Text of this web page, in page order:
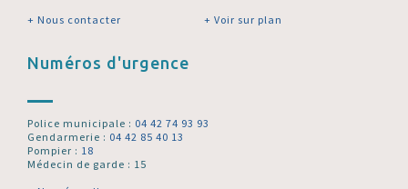
+ Nous contacter
+ Voir sur plan
Numéros d'urgence
Police municipale : 04 42 74 93 93
Gendarmerie : 04 42 85 40 13
Pompier : 18
Médecin de garde : 15